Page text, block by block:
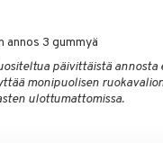
3 gummyä
päivittäistä annosta
monipuolisen
ulottumattomissa.